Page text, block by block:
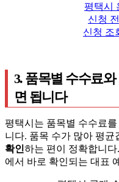
평택시
신청
신청 조
3. 품목별 수수료
면 됩니다
평택시는 품목별 수수료
니다. 품목 수가 많아 평균
확인하는 편이 정확합니다
에서 바로 확인되는 대표